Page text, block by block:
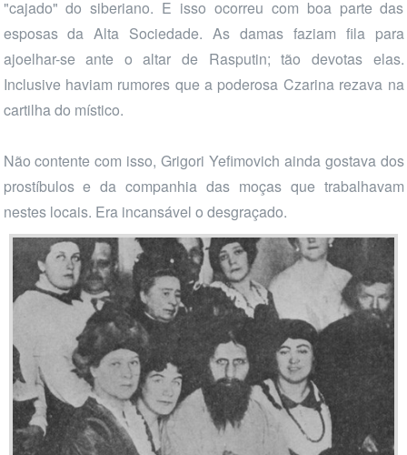
"cajado" do siberiano. E isso ocorreu com boa parte das
esposas da Alta Sociedade. As damas faziam fila para
ajoelhar-se ante o altar de Rasputin; tão devotas elas.
Inclusive haviam rumores que a poderosa Czarina rezava na
cartilha do místico.
Não contente com isso, Grigori Yefimovich ainda gostava dos
prostíbulos e da companhia das moças que trabalhavam
nestes locais. Era incansável o desgraçado.